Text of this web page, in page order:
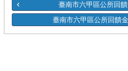
臺南市六甲區公所回
臺南市六甲區公所回饋